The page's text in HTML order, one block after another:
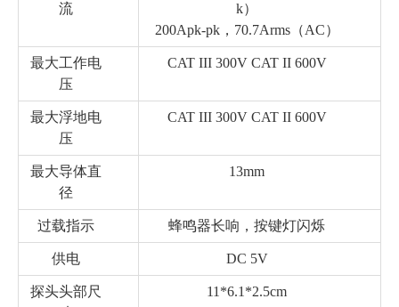
流
k）
200Apk-pk，70.7Arms（AC）
最大工作电
压
CAT III 300V CAT II 600V
最大浮地电
压
CAT III 300V CAT II 600V
最大导体直
径
13mm
过载指示 蜂鸣器长响，按键灯闪烁
供电 DC 5V
探头头部尺
11*6.1*2.5cm